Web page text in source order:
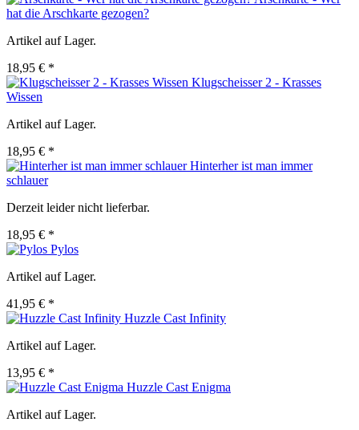
hat die Arschkarte gezogen?
Artikel auf Lager.
18,95 € *
Klugscheisser 2 - Krasses
Wissen
Artikel auf Lager.
18,95 € *
Hinterher ist man immer
schlauer
Derzeit leider nicht lieferbar.
18,95 € *
Pylos
Artikel auf Lager.
41,95 € *
Huzzle Cast Infinity
Artikel auf Lager.
13,95 € *
Huzzle Cast Enigma
Artikel auf Lager.